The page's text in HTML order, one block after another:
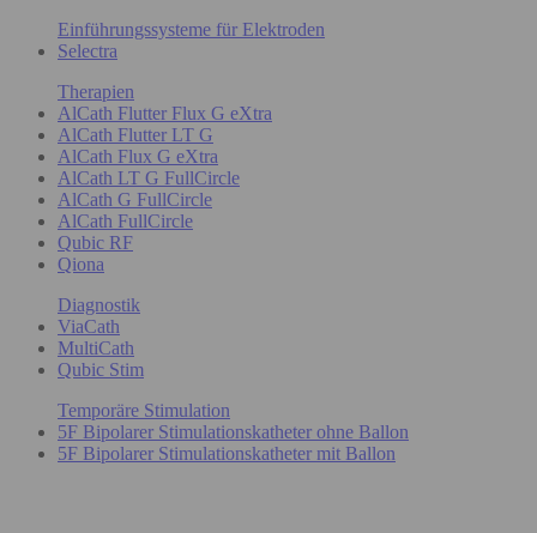
Einführungssysteme für Elektroden
Selectra
Therapien
AlCath Flutter Flux G eXtra
AlCath Flutter LT G
AlCath Flux G eXtra
AlCath LT G FullCircle
AlCath G FullCircle
AlCath FullCircle
Qubic RF
Qiona
Diagnostik
ViaCath
MultiCath
Qubic Stim
Temporäre Stimulation
5F Bipolarer Stimulationskatheter ohne Ballon
5F Bipolarer Stimulationskatheter mit Ballon